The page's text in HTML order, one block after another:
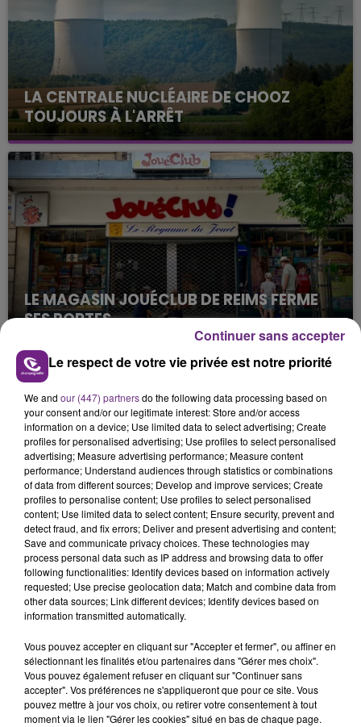
LA CENTRALE NUCLÉAIRE DE CHOOZ
TOUJOURS À L'ARRÊT
Cela fait déjà une semaine que la centrale
nucléaire ardennaise est à l'arrêt. Une situation
justifiée par la sécheresse intense qui est toujours
présente.
LE MAGASIN JOUÉCLUB DE REIMS FERME
SES PORTES
C'était l'une des institutions du centre-ville
rémois. Le magasin JouéClub est contraint de
fermer ses portes.
TITRES DIFFUSÉS
6h00
6h00
TEMPER CITY
Self Aware
5h56
5h56
NATHALIE IMBRUGLIA
5h52
5h52 5h49
5h49
Le respect de votre vie privée est notre priorité
We and our (447) partnersdo the following data processing based on
your consent and/or our legitimate interest: Store and/or access
information on a device; Use limited data to select advertising; Create
profiles for personalised advertising; Use profiles to select personalised
advertising; Measure advertising performance; Measure content
performance; Understand audiences through statistics or combinations
of data from different sources; Develop and improve services; Create
profiles to personalise content; Use profiles to select personalised
content; Use limited data to select content; Ensure security, prevent and
detect fraud, and fix errors; Deliver and present advertising and content;
Save and communicate privacy choices. These technologies may
process personal data such as IP address and browsing data to offer
following functionalities: Identify devices based on information actively
requested; Use precise geolocation data; Match and combine data from
other data sources; Link different devices; Identify devices based on
information transmitted automatically.
Vous pouvez accepter en cliquant sur "Accepter et fermer", ou affiner en
sélectionnant les finalités et/ou partenaires dans "Gérer mes choix".
Vous pouvez également refuser en cliquant sur "Continuer sans
accepter". Vos préférences ne s'appliqueront que pour ce site. Vous
pouvez mettre à jour vos choix, ou retirer votre consentement à tout
moment via le lien "Gérer les cookies" situé en bas de chaque page.
Continuer sans accepter